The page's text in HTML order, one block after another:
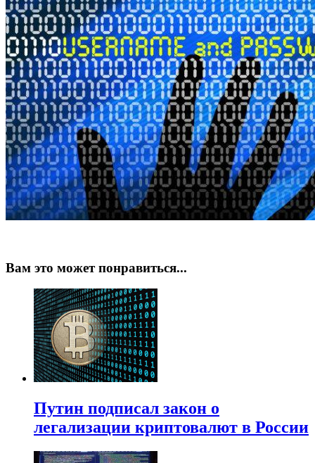
Вам это может понравиться...
Путин подписал закон о
легализации криптовалют в России